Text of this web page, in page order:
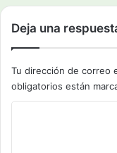
Deja una
Tu dirección de correo
obligatorios están